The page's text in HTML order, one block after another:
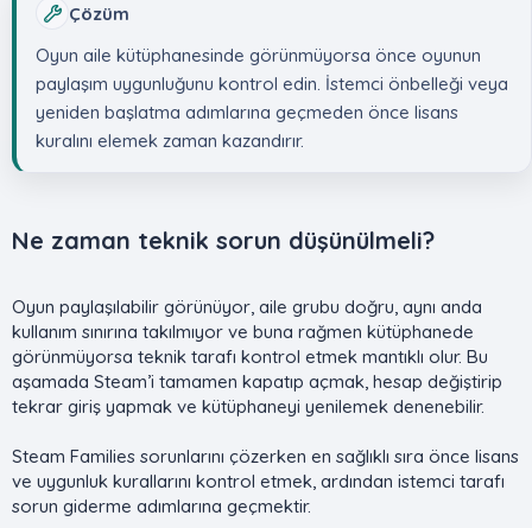
Çözüm
Oyun aile kütüphanesinde görünmüyorsa önce oyunun
paylaşım uygunluğunu kontrol edin. İstemci önbelleği veya
yeniden başlatma adımlarına geçmeden önce lisans
kuralını elemek zaman kazandırır.
Ne zaman teknik sorun düşünülmeli?​
Oyun paylaşılabilir görünüyor, aile grubu doğru, aynı anda
kullanım sınırına takılmıyor ve buna rağmen kütüphanede
görünmüyorsa teknik tarafı kontrol etmek mantıklı olur. Bu
aşamada Steam’i tamamen kapatıp açmak, hesap değiştirip
tekrar giriş yapmak ve kütüphaneyi yenilemek denenebilir.
Steam Families sorunlarını çözerken en sağlıklı sıra önce lisans
ve uygunluk kurallarını kontrol etmek, ardından istemci tarafı
sorun giderme adımlarına geçmektir.